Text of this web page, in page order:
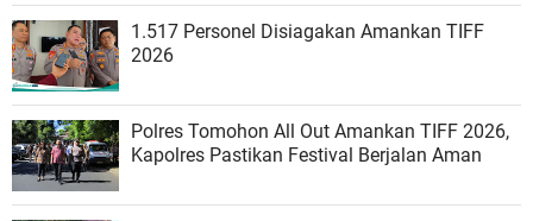
1.517 Personel Disiagakan Amankan TIFF
2026
Polres Tomohon All Out Amankan TIFF 2026,
Kapolres Pastikan Festival Berjalan Aman